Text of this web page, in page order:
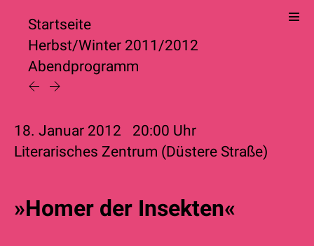
Startseite
Herbst/Winter 2011/2012
Abendprogramm
18. Januar 2012 20:00 Uhr
Literarisches Zentrum (Düstere Straße)
»Homer der Insekten«